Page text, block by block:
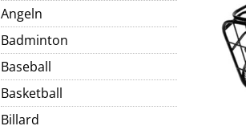
Angeln
Badminton
Baseball
Basketball
Billard